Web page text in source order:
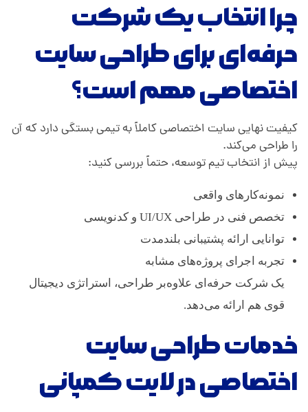
چرا انتخاب یک شرکت
حرفه‌ای برای طراحی سایت
اختصاصی مهم است؟
کیفیت نهایی سایت اختصاصی کاملاً به تیمی بستگی دارد که آن
را طراحی می‌کند.
پیش از انتخاب تیم توسعه، حتماً بررسی کنید:
نمونه‌کارهای واقعی
تخصص فنی در طراحی UI/UX و کدنویسی
توانایی ارائه پشتیبانی بلندمدت
تجربه اجرای پروژه‌های مشابه
یک شرکت حرفه‌ای علاوه‌بر طراحی، استراتژی دیجیتال
قوی هم ارائه می‌دهد.
خدمات طراحی سایت
اختصاصی در لایت کمپانی